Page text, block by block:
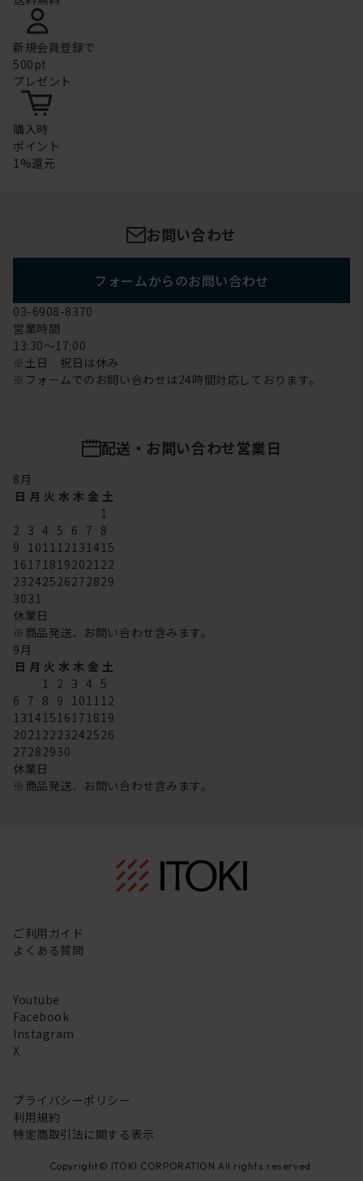
新規会員登録で
500pt
プレゼント
購入時
ポイント
1%還元
お問い合わせ
フォームからのお問い合わせ
03-6908-8370
営業時間
13:30～17:00
※土日 祝日は休み
※フォームでのお問い合わせは24時間対応しております。
配送・お問い合わせ営業日
8月
日 月 火 水 木 金 土
1
2 3 4 5 6 7 8
9 101112131415
16171819202122
23242526272829
3031
休業日
※商品発送、お問い合わせ含みます。
9月
日 月 火 水 木 金 土
1 2 3 4 5
6 7 8 9 101112
13141516171819
20212223242526
27282930
休業日
※商品発送、お問い合わせ含みます。
ご利用ガイド
よくある質問
Youtube
Facebook
Instagram
X
プライバシーポリシー
利用規約
特定商取引法に関する表示
Copyright© ITOKI CORPORATION All rights reserved.